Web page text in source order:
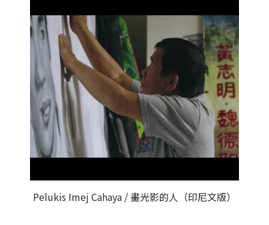
Pelukis Imej Cahaya / 畫光影的人（印尼文版）